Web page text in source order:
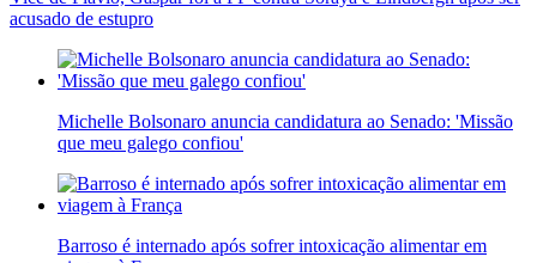
acusado de estupro
Michelle Bolsonaro anuncia candidatura ao Senado: 'Missão
que meu galego confiou'
Barroso é internado após sofrer intoxicação alimentar em